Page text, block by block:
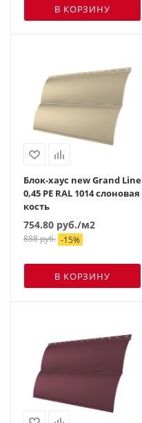
В КОРЗИНУ
Блок-хаус new Grand Line
0,45 PE RAL 1014 слоновая
кость
754.80 руб./м2
888руб. -15%
В КОРЗИНУ